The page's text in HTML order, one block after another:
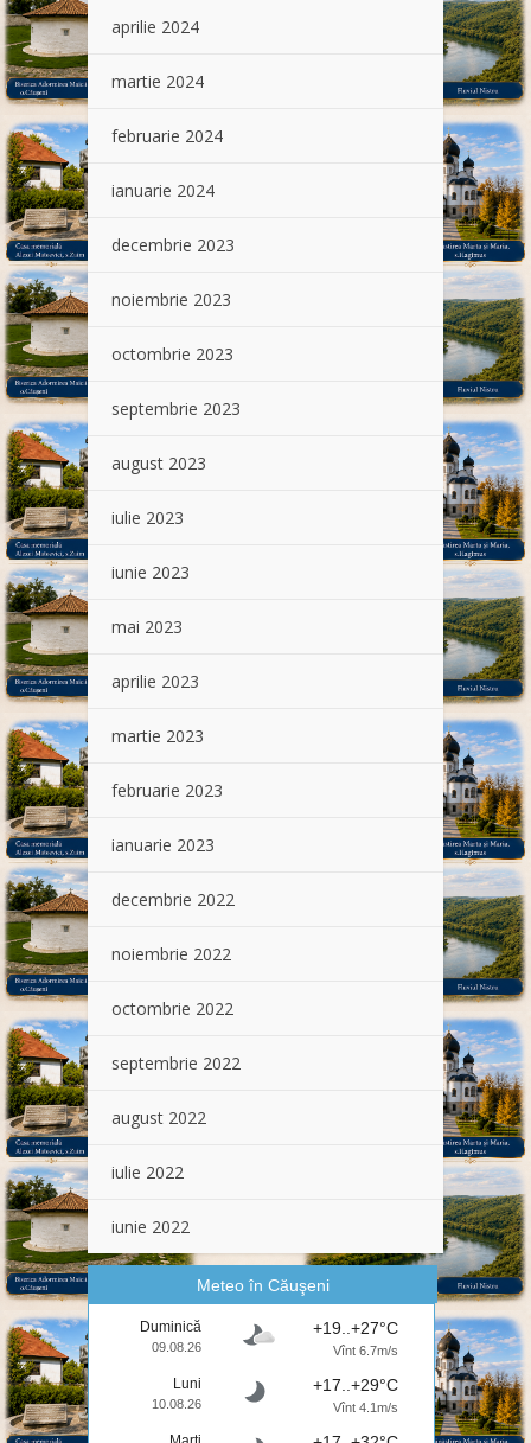
aprilie 2024
martie 2024
februarie 2024
ianuarie 2024
decembrie 2023
noiembrie 2023
octombrie 2023
septembrie 2023
august 2023
iulie 2023
iunie 2023
mai 2023
aprilie 2023
martie 2023
februarie 2023
ianuarie 2023
decembrie 2022
noiembrie 2022
octombrie 2022
septembrie 2022
august 2022
iulie 2022
iunie 2022
Meteo în Căuşeni
Duminică
09.08.26
+19..+27°C
Vînt 6.7m/s
Luni
10.08.26
+17..+29°C
Vînt 4.1m/s